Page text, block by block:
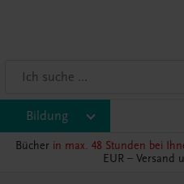
Bildung
Bücher in max. 48 Stunden bei
EUR – Versand